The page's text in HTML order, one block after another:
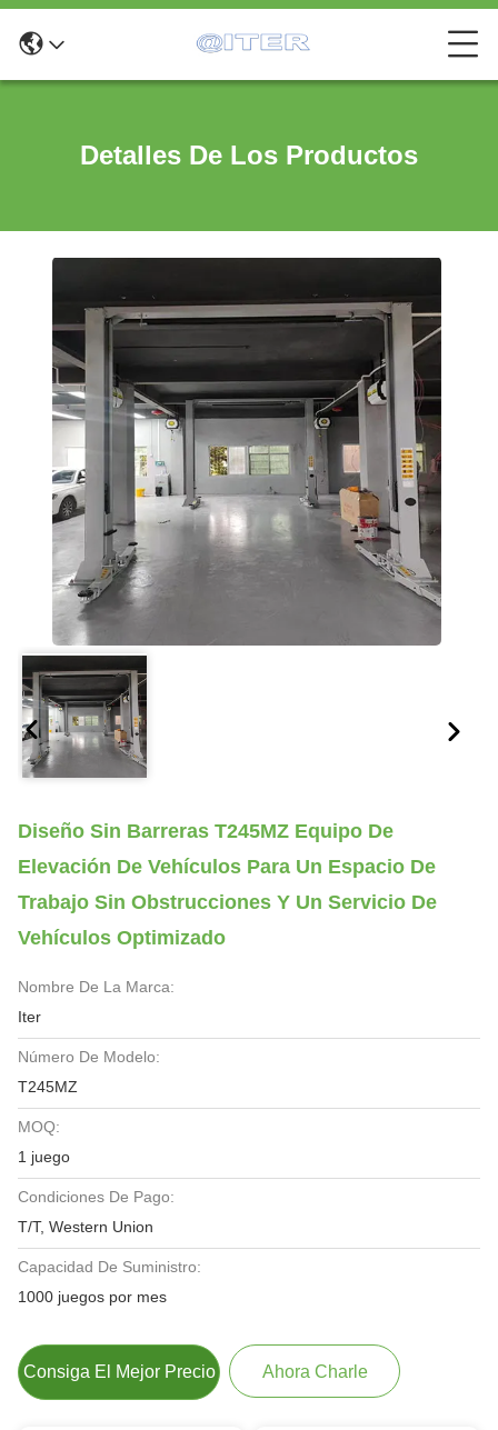
Detalles De Los Productos
Diseño Sin Barreras T245MZ Equipo De
Elevación De Vehículos Para Un Espacio De
Trabajo Sin Obstrucciones Y Un Servicio De
Vehículos Optimizado
Nombre De La Marca:
Iter
Número De Modelo:
T245MZ
MOQ:
1 juego
Condiciones De Pago:
T/T, Western Union
Capacidad De Suministro:
1000 juegos por mes
Consiga El Mejor Precio Ahora Charle